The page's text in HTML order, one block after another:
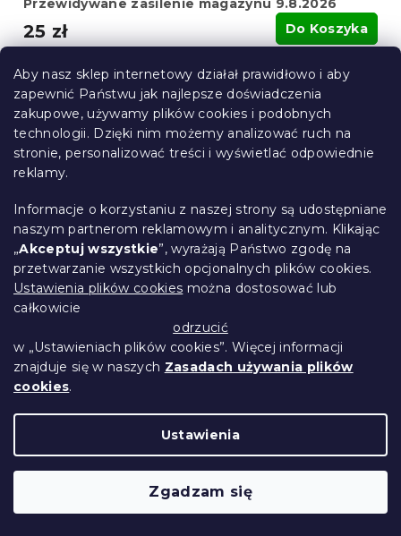
Aby nasz sklep internetowy działał prawidłowo i aby
zapewnić Państwu jak najlepsze doświadczenia
zakupowe, używamy plików cookies i podobnych
technologii. Dzięki nim możemy analizować ruch na
stronie, personalizować treści i wyświetlać odpowiednie
reklamy.
Informacje o korzystaniu z naszej strony są udostępniane
naszym partnerom reklamowym i analitycznym. Klikając
„Akceptuj wszystkie”, wyrażają Państwo zgodę na
przetwarzanie wszystkich opcjonalnych plików cookies.
Ustawienia plików cookies można dostosować lub
całkowicie
odrzucić
w „Ustawieniach plików cookies”. Więcej informacji
znajduje się w naszych Zasadach używania plików
cookies.
Ustawienia
Zgadzam się
Przewidywane zasilenie magazynu 9.8.2026
25 zł Do Koszyka
Nowość
Prześcieradło z mikrofibry AUTUMN
PUMPKINS kolorowe 180x200 cm
Przewidywane zasilenie magazynu 9.8.2026
33 zł Do Koszyka
Nowość